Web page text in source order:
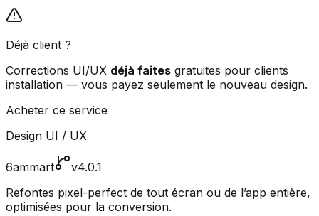
Déjà client ?
Corrections UI/UX déjà faites gratuites pour clients
installation — vous payez seulement le nouveau design.
Acheter ce service
Design UI / UX
6ammart
v4.0.1
Refontes pixel-perfect de tout écran ou de l’app entière,
optimisées pour la conversion.